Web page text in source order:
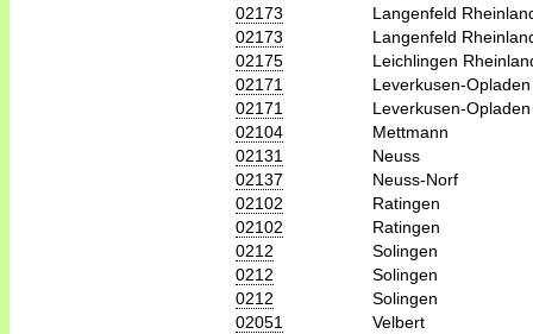
02173
Langenfeld
02173
Langenfeld
02175
Leichlingen
02171
Leverkusen-Opladen
02171
Leverkusen-Opladen
02104
Mettmann
02131
Neuss
02137
Neuss-Norf
02102
Ratingen
02102
Ratingen
0212
Solingen
0212
Solingen
0212
Solingen
02051
Velbert